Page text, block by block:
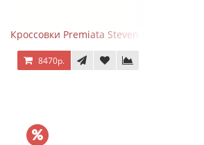
Кроссовки Premiata Steven Black Graphite
8470р.